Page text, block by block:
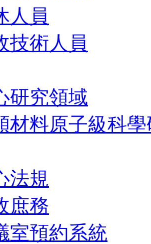
人員
技術人員
研究領域
材料原子級科
法規
庶務
室預約系統